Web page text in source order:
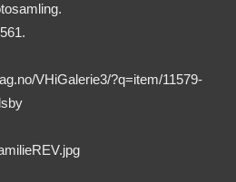
VHiGalerie3/?q=item/11579-